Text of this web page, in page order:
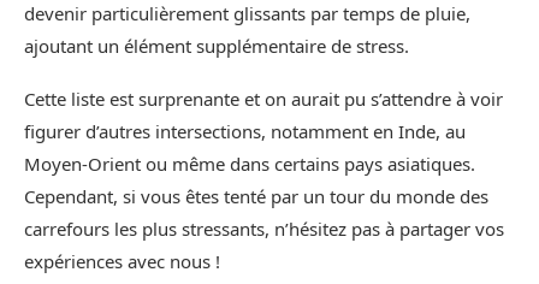
devenir particulièrement glissants par temps de pluie,
ajoutant un élément supplémentaire de stress.
Cette liste est surprenante et on aurait pu s’attendre à voir
figurer d’autres intersections, notamment en Inde, au
Moyen-Orient ou même dans certains pays asiatiques.
Cependant, si vous êtes tenté par un tour du monde des
carrefours les plus stressants, n’hésitez pas à partager vos
expériences avec nous !